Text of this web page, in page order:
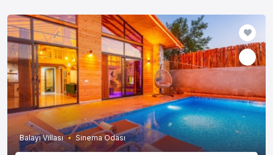
Balayı Villası Sinema Odası